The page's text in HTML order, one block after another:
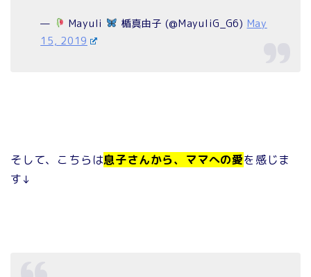
— Mayuli 楯真由子 (@MayuliG_G6) May
15, 2019
そして、こちらは息子さんから、ママへの愛を感じま
す↓